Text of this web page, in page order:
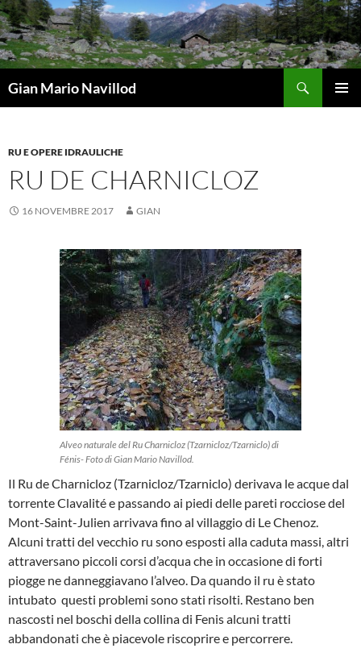
Vai
al
contenuto
Gian Mario Navillod
RU E OPERE IDRAULICHE
RU DE CHARNICLOZ
16 NOVEMBRE 2017 GIAN
Alveo naturale del Ru Charnicloz (Tzarnicloz/Tzarniclo) di
Fénis- Foto di Gian Mario Navillod.
Il Ru de Charnicloz (Tzarnicloz/Tzarniclo) derivava le acque dal
torrente Clavalité e passando ai piedi delle pareti rocciose del
Mont-Saint-Julien arrivava fino al villaggio di Le Chenoz.
Alcuni tratti del vecchio ru sono esposti alla caduta massi, altri
attraversano piccoli corsi d’acqua che in occasione di forti
piogge ne danneggiavano l’alveo. Da quando il ru è stato
intubato questi problemi sono stati risolti. Restano ben
nascosti nel boschi della collina di Fenis alcuni tratti
abbandonati che è piacevole riscoprire e percorrere.